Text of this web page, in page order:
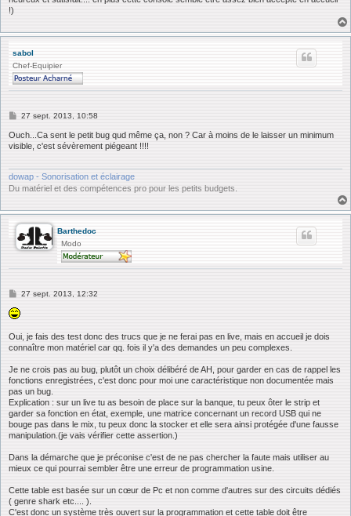
!)
sabol
Chef-Equipier
M
s
s
e
27 sept. 2013, 10:58
Ouch...Ca sent le petit bug qud même ça, non ? Car à moins de le laisser un minimum
visible, c'est sévèrement piégeant !!!!
dowap - Sonorisation et éclairage
Du matériel et des compétences pro pour les petits budgets.
Barthedoc
Modo
M
s
s
g
e
27 sept. 2013, 12:32
Oui, je fais des test donc des trucs que je ne ferai pas en live, mais en accueil je dois
connaître mon matériel car qq. fois il y'a des demandes un peu complexes.
Je ne crois pas au bug, plutôt un choix délibéré de AH, pour garder en cas de rappel les
fonctions enregistrées, c'est donc pour moi une caractéristique non documentée mais
pas un bug.
Explication : sur un live tu as besoin de place sur la banque, tu peux ôter le strip et
garder sa fonction en état, exemple, une matrice concernant un record USB qui ne
bouge pas dans le mix, tu peux donc la stocker et elle sera ainsi protégée d'une fausse
manipulation.(je vais vérifier cette assertion.)
Dans la démarche que je préconise c'est de ne pas chercher la faute mais utiliser au
mieux ce qui pourrai sembler être une erreur de programmation usine.
Cette table est basée sur un cœur de Pc et non comme d'autres sur des circuits dédiés
( genre shark etc.... ).
C'est donc un système très ouvert sur la programmation et cette table doit être